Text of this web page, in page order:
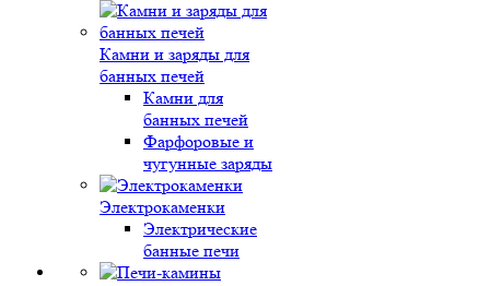
Камни и заряды для
банных печей
Камни для
банных печей
Фарфоровые и
чугунные заряды
Электрокаменки
Электрические
банные печи